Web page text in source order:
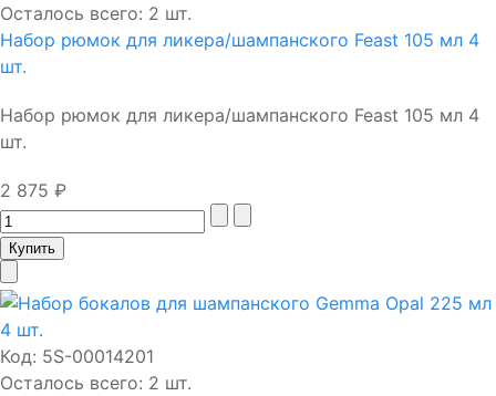
Осталось всего: 2 шт.
Набор рюмок для ликера/шампанского Feast 105 мл 4
шт.
Набор рюмок для ликера/шампанского Feast 105 мл 4
шт.
2 875 ₽
Код: 5S-00014201
Осталось всего: 2 шт.